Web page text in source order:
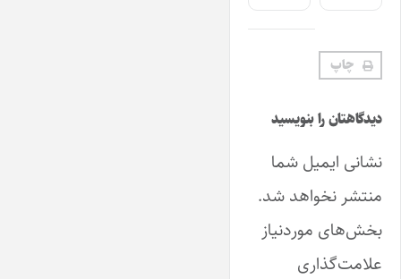
چاپ
دیدگاهتان را بنویسید
نشانی ایمیل شما
منتشر نخواهد شد.
بخش‌های موردنیاز
علامت‌گذاری